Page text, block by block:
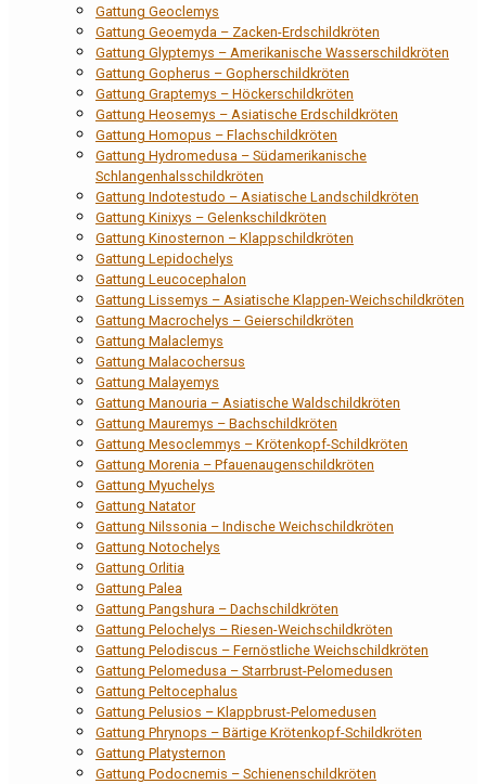
Gattung Geoclemys
Gattung Geoemyda – Zacken-Erdschildkröten
Gattung Glyptemys – Amerikanische Wasserschildkröten
Gattung Gopherus – Gopherschildkröten
Gattung Graptemys – Höckerschildkröten
Gattung Heosemys – Asiatische Erdschildkröten
Gattung Homopus – Flachschildkröten
Gattung Hydromedusa – Südamerikanische
Schlangenhalsschildkröten
Gattung Indotestudo – Asiatische Landschildkröten
Gattung Kinixys – Gelenkschildkröten
Gattung Kinosternon – Klappschildkröten
Gattung Lepidochelys
Gattung Leucocephalon
Gattung Lissemys – Asiatische Klappen-Weichschildkröten
Gattung Macrochelys – Geierschildkröten
Gattung Malaclemys
Gattung Malacochersus
Gattung Malayemys
Gattung Manouria – Asiatische Waldschildkröten
Gattung Mauremys – Bachschildkröten
Gattung Mesoclemmys – Krötenkopf-Schildkröten
Gattung Morenia – Pfauenaugenschildkröten
Gattung Myuchelys
Gattung Natator
Gattung Nilssonia – Indische Weichschildkröten
Gattung Notochelys
Gattung Orlitia
Gattung Palea
Gattung Pangshura – Dachschildkröten
Gattung Pelochelys – Riesen-Weichschildkröten
Gattung Pelodiscus – Fernöstliche Weichschildkröten
Gattung Pelomedusa – Starrbrust-Pelomedusen
Gattung Peltocephalus
Gattung Pelusios – Klappbrust-Pelomedusen
Gattung Phrynops – Bärtige Krötenkopf-Schildkröten
Gattung Platysternon
Gattung Podocnemis – Schienenschildkröten